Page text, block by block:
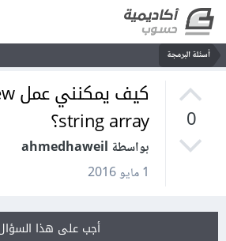
أسئلة البرمجة
0
string array؟
بواسطة ahmedhaweil
1 مايو 2016
أجب على هذا السؤال